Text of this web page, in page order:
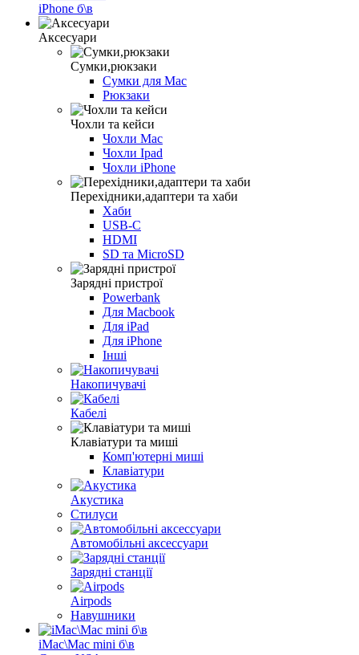
iPhone б\в
Аксесуари
Сумки,рюкзаки
Сумки для Mac
Рюкзаки
Чохли та кейси
Чохли Maс
Чохли Ipad
Чохли iPhone
Перехідники,адаптери та хаби
Хаби
USB-C
HDMI
SD та MicroSD
Зарядні пристрої
Powerbank
Для Macbook
Для iPad
Для iPhone
Інші
Накопичувачі
Кабелі
Клавіатури та миші
Комп'ютерні миші
Клавіатури
Акустика
Стилуси
Aвтомобільні аксессуари
Зарядні станції
Airpods
Навушники
iMac\Mac mini б\в